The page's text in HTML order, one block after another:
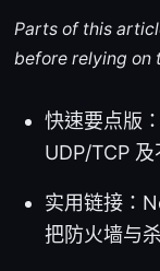
Parts of this
before relying on
快速要点版
UDP/TCP
实用链接：
把防火墙与